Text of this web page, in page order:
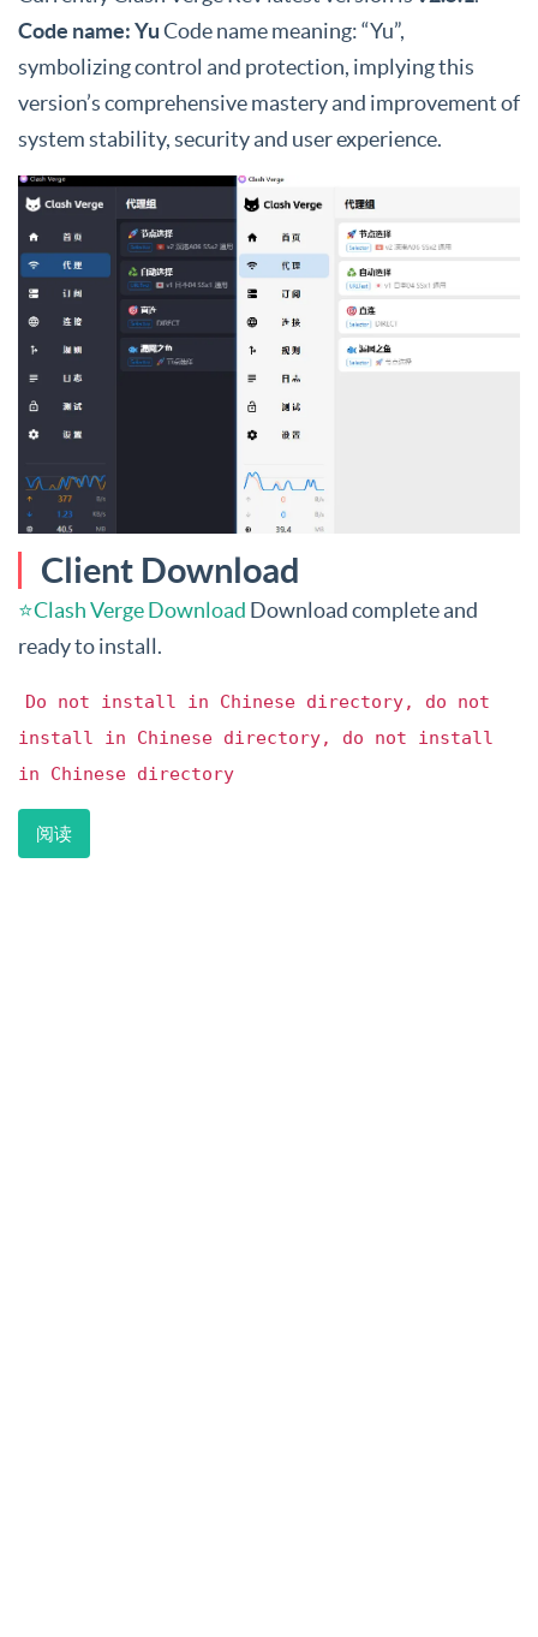
Code name: YuCode name meaning: “Yu”,
symbolizing control and protection, implying this
version’s comprehensive mastery and improvement of
system stability, security and user experience.
Client Download
⭐Clash Verge Download Download complete and
ready to install.
Do not install in Chinese directory, do not
install in Chinese directory, do not install
in Chinese directory
阅读